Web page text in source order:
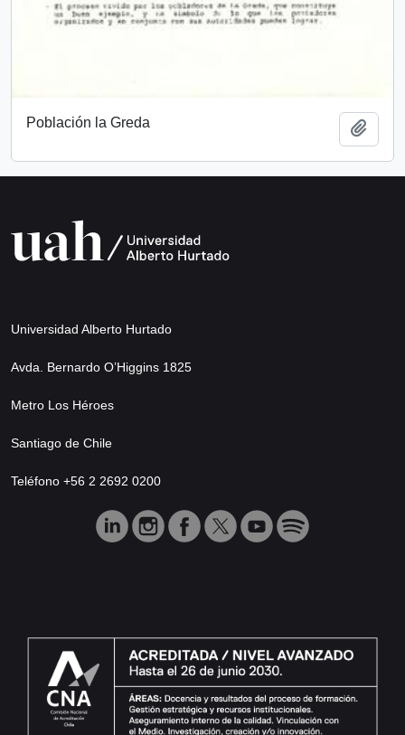
Población la Greda
Universidad Alberto Hurtado
Avda. Bernardo O’Higgins 1825
Metro Los Héroes
Santiago de Chile
Teléfono +56 2 2692 0200